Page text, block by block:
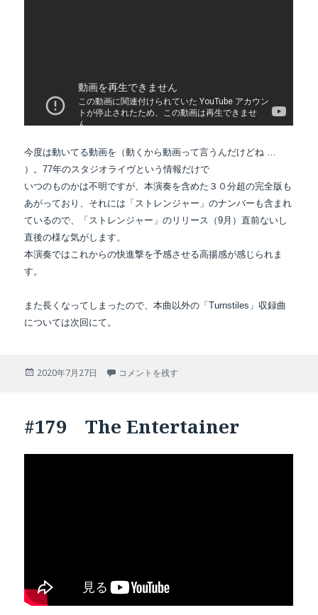
今度は動いてる動画を（動くから動画って言うんだけどね …
）。77年のスタジオライヴという情報だけで
いつのものかは不明ですが、本演奏を含めた３０分超の完全版も
あがっており、それには「ストレンジャー」のナンバーも含まれ
ているので、「ストレンジャー」のリリース（9月）直前ないし
直後の様な気がします。
本演奏ではこれからの快進撃を予感させる高揚感が感じられま
す。
また長くなってしまったので、本曲以外の「Turnstiles」収録曲
については次回にて。
投
2020年7月27日 #180 Say Goodbye to Hollywood に
コメントを残す
#179 The Entertainer